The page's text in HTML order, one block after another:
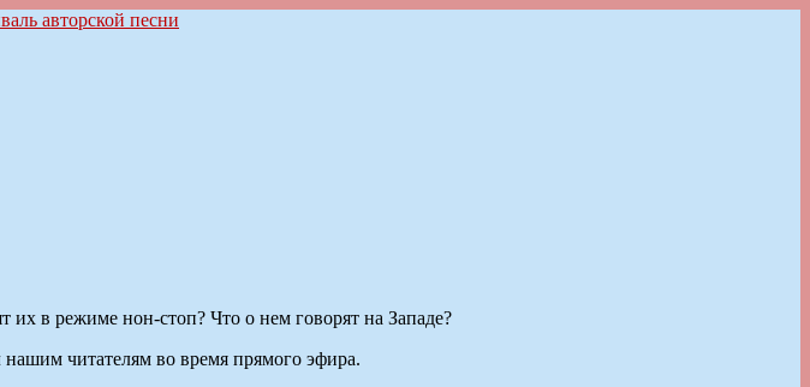
их в режиме нон-стоп? Что о нем говорят на Западе?
читателям во время прямого эфира.